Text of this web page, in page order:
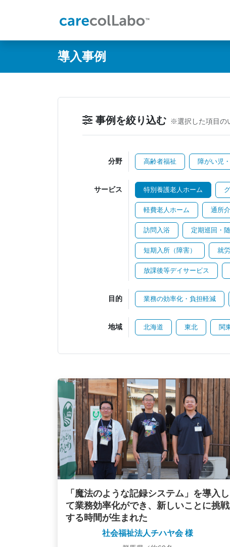
導入事例
事例を絞り込む ※選択した項目の
分野 高齢者福祉 障がい児
サービス 特別養護老人ホーム
軽費老人ホーム 通所
訪問入浴 定期巡回・
短期入所（障害） 就
放課後等デイサービス
目的 業務の効率化・負担軽減
地域 北海道 東北 関
「魔法のような記録システム」を導入し
て業務効率化ができ、新しいことに挑戦
する時間が生まれた
社会福祉法人チハヤ会 様